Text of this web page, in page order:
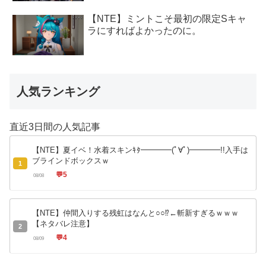
【NTE】ミントこそ最初の限定Sキャ
ラにすればよかったのに。
人気ランキング
直近3日間の人気記事
1
【NTE】夏イベ！水着スキンｷﾀ━━━━(ﾟ∀ﾟ)━━━━!!入手は
ブラインドボックスｗ
08/08 💬5
2
【NTE】仲間入りする残虹はなんと○○⁉←斬新すぎるｗｗｗ
【ネタバレ注意】
08/09 💬4